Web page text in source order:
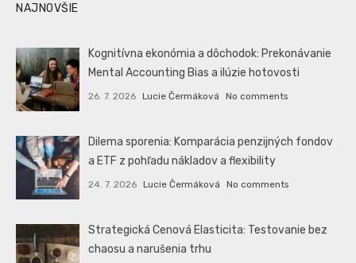
NAJNOVŠIE
Kognitívna ekonómia a dôchodok: Prekonávanie
Mental Accounting Bias a ilúzie hotovosti
26. 7. 2026 Lucie Čermáková No comments
Dilema sporenia: Komparácia penzijných fondov
a ETF z pohľadu nákladov a flexibility
24. 7. 2026 Lucie Čermáková No comments
Strategická Cenová Elasticita: Testovanie bez
chaosu a narušenia trhu